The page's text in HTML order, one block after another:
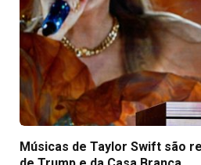
Músicas de Taylor Swift são